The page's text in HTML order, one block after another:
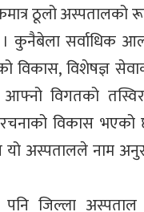
ठूलो अस्पतालको
सर्वाधिक
विकास, विशेषज्ञ
आफ्नो विगतको
विकास
अस्पतालले नाम
पनि जिल्ला